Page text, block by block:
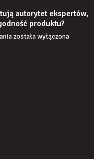
czas
nie
uzupełnię
braku
JDG
chroni
przedsiębiorcę
autorytet ekspertów,
produktu?
Jak
została wyłączona